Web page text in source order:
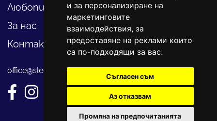
и за персонализиране на
маркетинговите
взаимодействия, за
предоставяне на реклами които
са по-подходящи за вас.
Съгласен съм
Аз отказвам
Промяна на предпочитанията
Любопитно
За нас
Контакти
office@sledvayme.net